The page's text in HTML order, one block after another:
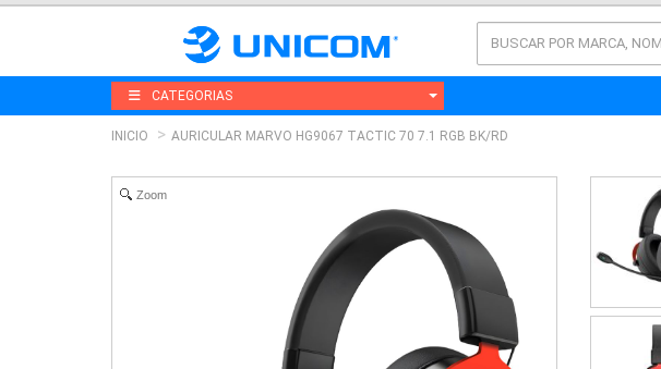
CATEGORIAS
INICIO AURICULAR MARVO HG9067 TACTIC 70 7.1 RGB BK/RD
Zoom